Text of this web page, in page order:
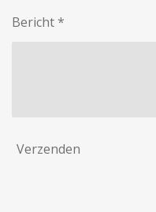
Bericht *
Verzenden